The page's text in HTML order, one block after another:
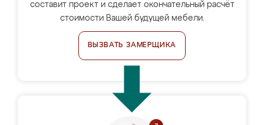
составит проект и сделает окончательный расчёт
стоимости Вашей будущей мебели.
ВЫЗВАТЬ ЗАМЕРЩИКА